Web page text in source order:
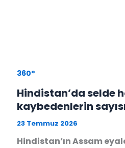
360°
Hindistan’da selde
kaybedenlerin
23 Temmuz 2026
Hindistan’ın Assam